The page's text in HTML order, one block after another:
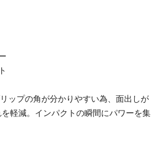
ップの角が分かりやすい為、面出しが
軽減。インパクトの瞬間にパワーを集